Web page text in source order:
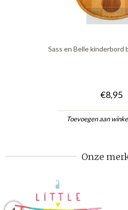
quickshop
Sass en Belle kinderbord
€8,95
Toevoegen aan
Onze